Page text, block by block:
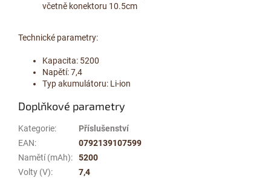
včetně konektoru 10.5cm
Technické parametry:
Kapacita: 5200
Napětí: 7,4
Typ akumulátoru: Li-ion
Doplňkové parametry
Kategorie:
Příslušenství
EAN:
0792139107599
Namětí (mAh):
5200
Volty (V): 7,4